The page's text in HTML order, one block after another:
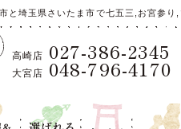
と埼玉県さいたま市で七五三,お宮参
高崎店 027-386-2345
大宮店 048-796-4170
選ばれる理
由
七五三 マタニテ